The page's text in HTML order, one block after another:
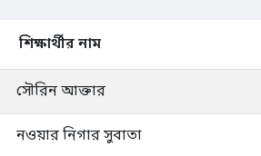
শিক্ষার্থীর নাম
সৌরিন আক্তার
নওয়ার নিগার সুবাতা